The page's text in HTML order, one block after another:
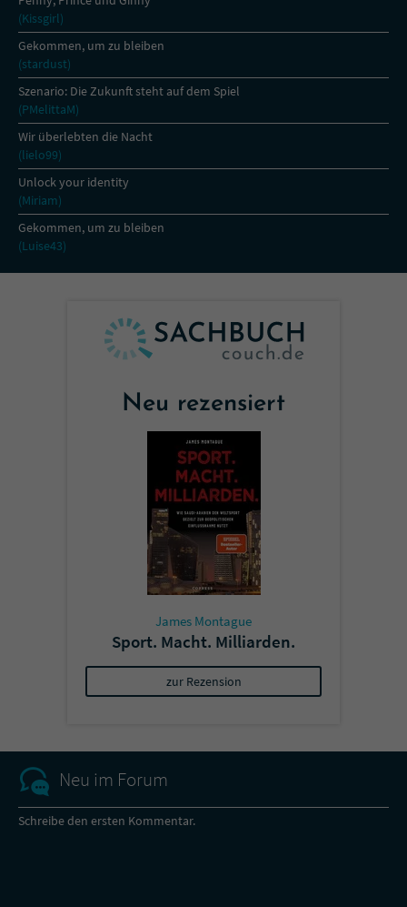
(Kissgirl)
Gekommen, um zu bleiben
(stardust)
Szenario: Die Zukunft steht auf dem Spiel
(PMelittaM)
Wir überlebten die Nacht
(lielo99)
Unlock your identity
(Miriam)
Gekommen, um zu bleiben
(Luise43)
Neu rezensiert
James Montague
Sport. Macht. Milliarden.
zur Rezension
Neu im Forum
Schreibe den ersten Kommentar.